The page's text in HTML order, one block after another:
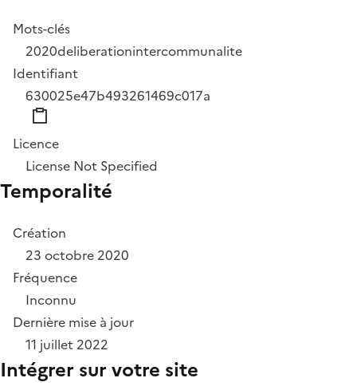
Mots-clés
2020deliberationintercommunalite
Identifiant
630025e47b493261469c017a
Licence
License Not Specified
Temporalité
Création
23 octobre 2020
Fréquence
Inconnu
Dernière mise à jour
11 juillet 2022
Intégrer sur votre site